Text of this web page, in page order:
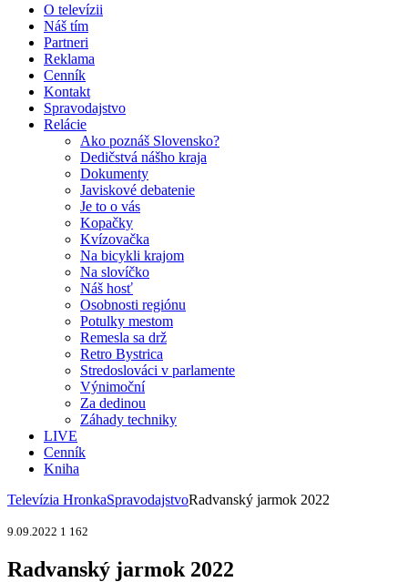
O televízii
Náš tím
Partneri
Reklama
Cenník
Kontakt
Spravodajstvo
Relácie
Ako poznáš Slovensko?
Dedičstvá nášho kraja
Dokumenty
Javiskové debatenie
Je to o vás
Kopačky
Kvízovačka
Na bicykli krajom
Na slovíčko
Náš hosť
Osobnosti regiónu
Potulky mestom
Remesla sa drž
Retro Bystrica
Stredoslováci v parlamente
Výnimoční
Za dedinou
Záhady techniky
LIVE
Cenník
Kniha
Televízia HronkaSpravodajstvoRadvanský jarmok 2022
9.09.2022 1 162
Radvanský jarmok 2022